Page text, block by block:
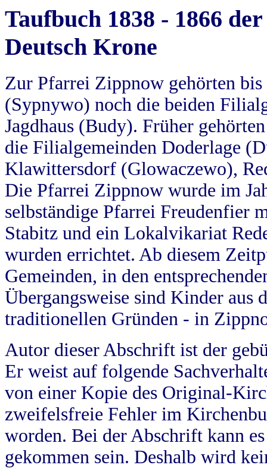
Taufbuch 1838 - 1866
Deutsch Krone
Zur Pfarrei Zippnow gehörten
(Sypnywo) noch die beiden
Jagdhaus (Budy). Früher
die Filialgemeinden Doderlage
Klawittersdorf (Glowaczewo),
Die Pfarrei Zippnow wurde im
selbständige Pfarrei Freudenfier
Stabitz und ein Lokalvikariat
wurden errichtet. Ab diesem
Gemeinden, in den
Übergangsweise sind Kinder aus
traditionellen Gründen - in
Autor dieser Abschrift ist der
Er weist auf folgende
von einer Kopie des Original-
zweifelsfreie Fehler im
worden. Bei der Abschrift kann
gekommen sein. Deshalb wird